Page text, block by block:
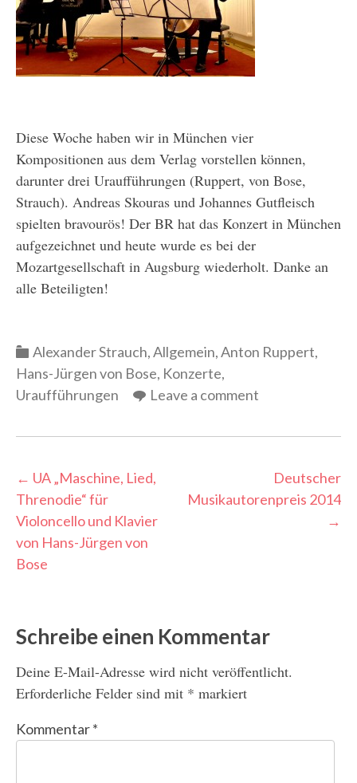
Diese Woche haben wir in München vier
Kompositionen aus dem Verlag vorstellen können,
darunter drei Uraufführungen (Ruppert, von Bose,
Strauch). Andreas Skouras und Johannes Gutfleisch
spielten bravourös! Der BR hat das Konzert in München
aufgezeichnet und heute wurde es bei der
Mozartgesellschaft in Augsburg wiederholt. Danke an
alle Beteiligten!
Categories
Alexander Strauch,Allgemein,Anton Ruppert,
Hans-Jürgen von Bose, Konzerte,
Uraufführungen
Leave a comment
Post
navigation
← UA „Maschine, Lied,
Threnodie“ für
Violoncello und Klavier
von Hans-Jürgen von
Bose
Deutscher
Musikautorenpreis 2014
→
Schreibe einen Kommentar
Deine E-Mail-Adresse wird nicht veröffentlicht.
Erforderliche Felder sind mit * markiert
Kommentar*